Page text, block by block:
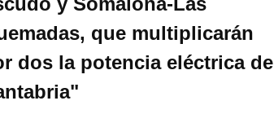
que multiplicarán
dos la potencia eléctrica de